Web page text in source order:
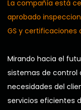
La compañía está
aprobado
GS y certificaciones
Mirando hacia el
sistemas de control
necesidades del
servicios eficientes